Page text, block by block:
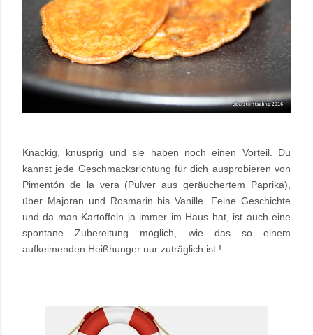
Knackig, knusprig und sie haben noch einen Vorteil. Du
kannst jede Geschmacksrichtung für dich ausprobieren von
Pimentón de la vera (Pulver aus geräuchertem Paprika),
über Majoran und Rosmarin bis Vanille. Feine Geschichte
und da man Kartoffeln ja immer im Haus hat, ist auch eine
spontane Zubereitung möglich, wie das so einem
aufkeimenden Heißhunger nur zuträglich ist !